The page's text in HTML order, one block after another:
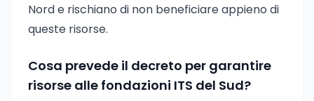
Nord e rischiano di non beneficiare appieno di
queste risorse.
Cosa prevede il decreto per garantire
risorse alle fondazioni ITS del Sud?